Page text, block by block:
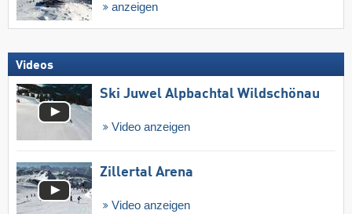
anzeigen
Videos
Ski Juwel Alpbachtal Wildschönau
Video anzeigen
Zillertal Arena
Video anzeigen